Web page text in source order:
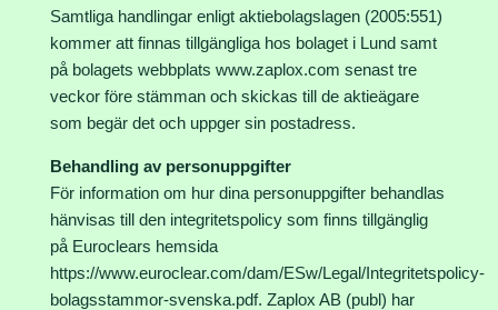
Samtliga handlingar enligt aktiebolagslagen (2005:551)
kommer att finnas tillgängliga hos bolaget i Lund samt
på bolagets webbplats www.zaplox.com senast tre
veckor före stämman och skickas till de aktieägare
som begär det och uppger sin postadress.
Behandling av personuppgifter
För information om hur dina personuppgifter behandlas
hänvisas till den integritetspolicy som finns tillgänglig
på Euroclears hemsida
https://www.euroclear.com/dam/ESw/Legal/Integritetspolicy-
bolagsstammor-svenska.pdf. Zaplox AB (publ) har